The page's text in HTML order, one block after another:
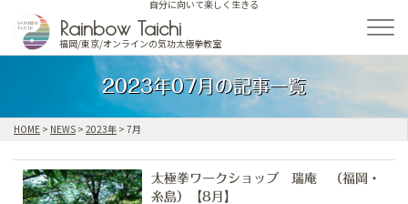
content
自分に向いて楽しく生きる
Rainbow Taichi
福岡/東京/オンラインの気功太極拳教室
2023年07月の記事一覧
HOME > NEWS > 2023年 > 7月
太極拳ワークショップ 瑞庵 （福岡・
糸島）【8月】